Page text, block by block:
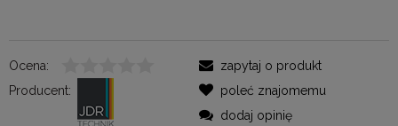
Ocena:
Producent:
zapytaj o produkt
poleć znajomemu
dodaj opinię